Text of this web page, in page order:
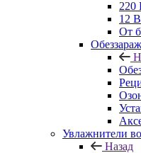
220
12 В
От
Увлажнители
Назад